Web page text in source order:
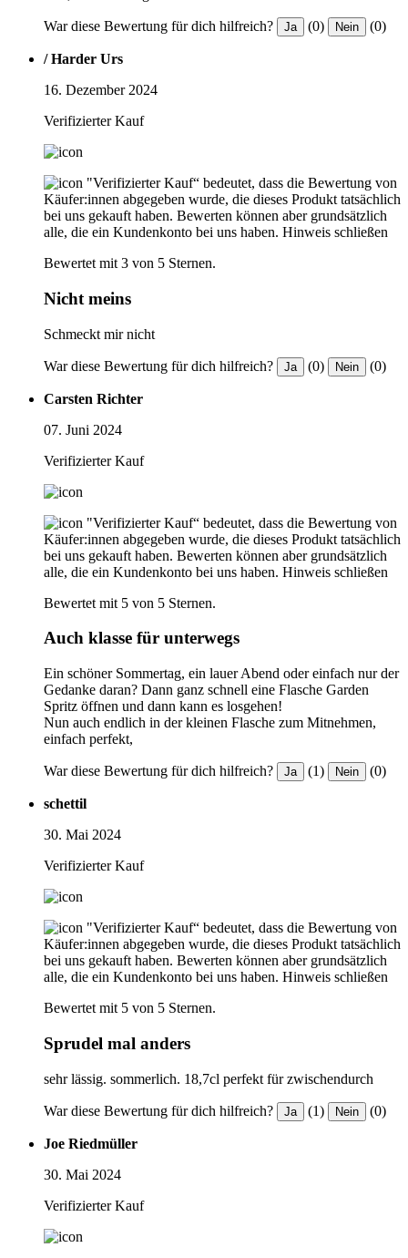
War diese Bewertung für dich hilfreich? Ja (0) Nein (0)
/ Harder Urs
16. Dezember 2024
Verifizierter Kauf
"Verifizierter Kauf“ bedeutet, dass die Bewertung von
Käufer:innen abgegeben wurde, die dieses Produkt tatsächlich
bei uns gekauft haben. Bewerten können aber grundsätzlich
alle, die ein Kundenkonto bei uns haben. Hinweis schließen
Bewertet mit 3 von 5 Sternen.
Nicht meins
Schmeckt mir nicht
War diese Bewertung für dich hilfreich? Ja (0) Nein (0)
Carsten Richter
07. Juni 2024
Verifizierter Kauf
"Verifizierter Kauf“ bedeutet, dass die Bewertung von
Käufer:innen abgegeben wurde, die dieses Produkt tatsächlich
bei uns gekauft haben. Bewerten können aber grundsätzlich
alle, die ein Kundenkonto bei uns haben. Hinweis schließen
Bewertet mit 5 von 5 Sternen.
Auch klasse für unterwegs
Ein schöner Sommertag, ein lauer Abend oder einfach nur der
Gedanke daran? Dann ganz schnell eine Flasche Garden
Spritz öffnen und dann kann es losgehen!
Nun auch endlich in der kleinen Flasche zum Mitnehmen,
einfach perfekt,
War diese Bewertung für dich hilfreich? Ja (1) Nein (0)
schettil
30. Mai 2024
Verifizierter Kauf
"Verifizierter Kauf“ bedeutet, dass die Bewertung von
Käufer:innen abgegeben wurde, die dieses Produkt tatsächlich
bei uns gekauft haben. Bewerten können aber grundsätzlich
alle, die ein Kundenkonto bei uns haben. Hinweis schließen
Bewertet mit 5 von 5 Sternen.
Sprudel mal anders
sehr lässig. sommerlich. 18,7cl perfekt für zwischendurch
War diese Bewertung für dich hilfreich? Ja (1) Nein (0)
Joe Riedmüller
30. Mai 2024
Verifizierter Kauf